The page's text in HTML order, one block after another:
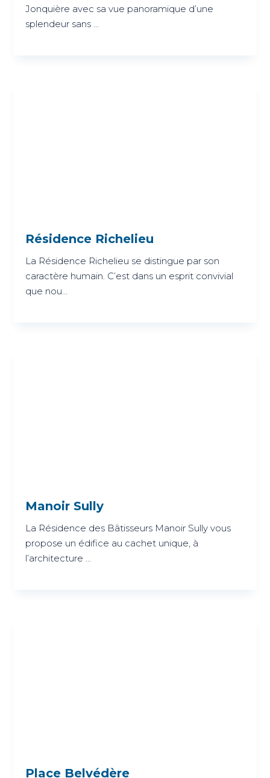
Jonquière avec sa vue panoramique d’une
splendeur sans ...
Résidence Richelieu
La Résidence Richelieu se distingue par son
caractère humain. C’est dans un esprit convivial
que nou...
Manoir Sully
La Résidence des Bâtisseurs Manoir Sully vous
propose un édifice au cachet unique, à
l’architecture ...
Place Belvédère